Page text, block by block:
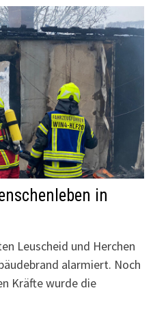
in
Leuscheid und Herchen
alarmiert. Noch
Kräfte wurde die